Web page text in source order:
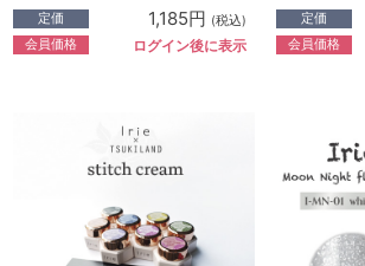
定価 1,185円 (税込)
会員価格 ログイン後に表示
定価
会員価格